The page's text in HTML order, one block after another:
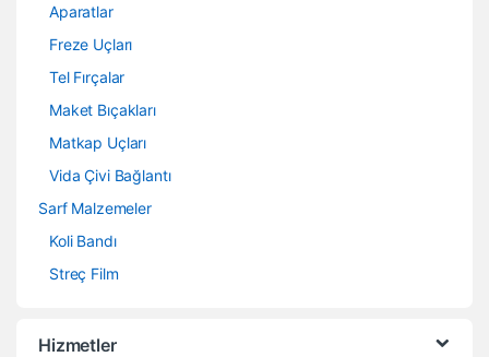
Aparatlar
Freze Uçları
Tel Fırçalar
Maket Bıçakları
Matkap Uçları
Vida Çivi Bağlantı
Sarf Malzemeler
Koli Bandı
Streç Film
Hizmetler